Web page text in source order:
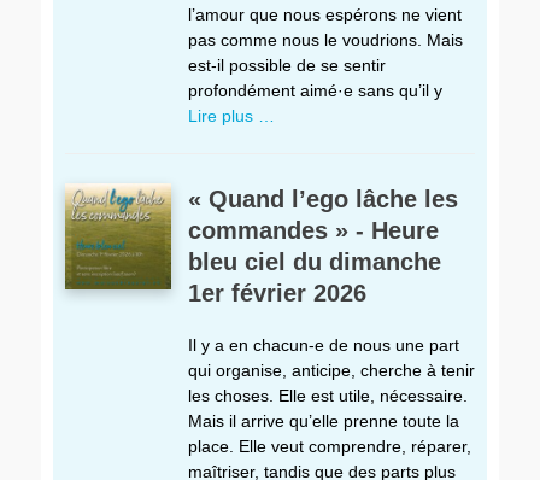
l’amour que nous espérons ne vient
pas comme nous le voudrions. Mais
est-il possible de se sentir
profondément aimé·e sans qu’il y
Lire plus …
« Quand l’ego lâche les
commandes » - Heure
bleu ciel du dimanche
1er février 2026
Il y a en chacun-e de nous une part
qui organise, anticipe, cherche à tenir
les choses. Elle est utile, nécessaire.
Mais il arrive qu’elle prenne toute la
place. Elle veut comprendre, réparer,
maîtriser, tandis que des parts plus